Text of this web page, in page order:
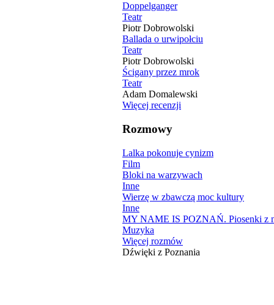
Doppelganger
Teatr
Piotr Dobrowolski
Ballada o urwipołciu
Teatr
Piotr Dobrowolski
Ścigany przez mrok
Teatr
Adam Domalewski
Więcej recenzji
Rozmowy
Lalka pokonuje cynizm
Film
Bloki na warzywach
Inne
Wierzę w zbawczą moc kultury
Inne
MY NAME IS POZNAŃ. Piosenki z
Muzyka
Więcej rozmów
Dźwięki z Poznania